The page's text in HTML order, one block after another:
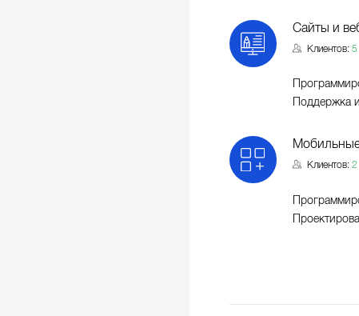
Сайты и
Клиентов:5
Поддержка
Клиентов:2